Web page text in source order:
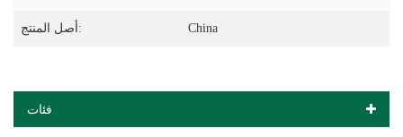
أصل المنتج: China
فئات